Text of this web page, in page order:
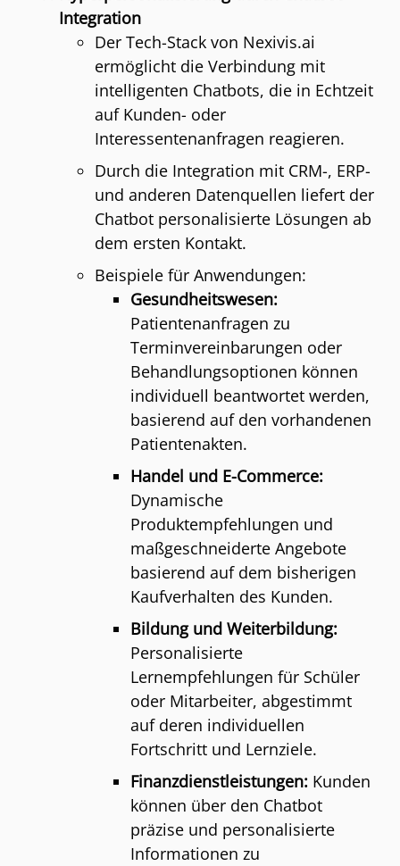
Integration
Der Tech-Stack von Nexivis.ai
ermöglicht die Verbindung mit
intelligenten Chatbots, die in Echtzeit
auf Kunden- oder
Interessentenanfragen reagieren.
Durch die Integration mit CRM-, ERP-
und anderen Datenquellen liefert der
Chatbot personalisierte Lösungen ab
dem ersten Kontakt.
Beispiele für Anwendungen:
Gesundheitswesen:
Patientenanfragen zu
Terminvereinbarungen oder
Behandlungsoptionen können
individuell beantwortet werden,
basierend auf den vorhandenen
Patientenakten.
Handel und E-Commerce:
Dynamische
Produktempfehlungen und
maßgeschneiderte Angebote
basierend auf dem bisherigen
Kaufverhalten des Kunden.
Bildung und Weiterbildung:
Personalisierte
Lernempfehlungen für Schüler
oder Mitarbeiter, abgestimmt
auf deren individuellen
Fortschritt und Lernziele.
Finanzdienstleistungen: Kunden
können über den Chatbot
präzise und personalisierte
Informationen zu